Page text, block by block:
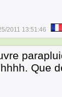
2011 13:51:46
Que